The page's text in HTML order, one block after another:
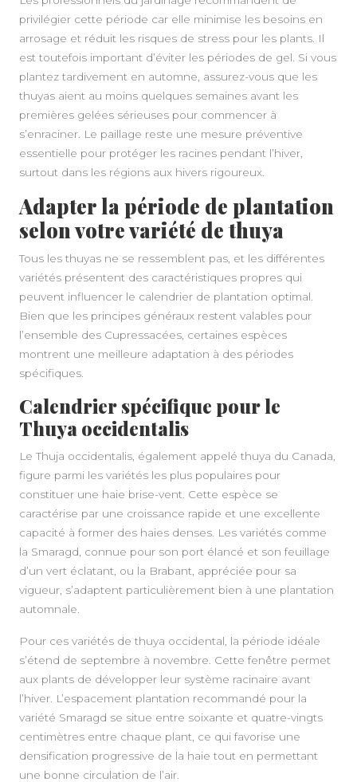
privilégier cette période car elle minimise les besoins en
arrosage et réduit les risques de stress pour les plants. Il
est toutefois important d’éviter les périodes de gel. Si vous
plantez tardivement en automne, assurez-vous que les
thuyas aient au moins quelques semaines avant les
premières gelées sérieuses pour commencer à
s’enraciner. Le paillage reste une mesure préventive
essentielle pour protéger les racines pendant l’hiver,
surtout dans les régions aux hivers rigoureux.
Adapter la période de plantation
selon votre variété de thuya
Tous les thuyas ne se ressemblent pas, et les différentes
variétés présentent des caractéristiques propres qui
peuvent influencer le calendrier de plantation optimal.
Bien que les principes généraux restent valables pour
l’ensemble des Cupressacées, certaines espèces
montrent une meilleure adaptation à des périodes
spécifiques.
Calendrier spécifique pour le
Thuya occidentalis
Le Thuja occidentalis, également appelé thuya du Canada,
figure parmi les variétés les plus populaires pour
constituer une haie brise-vent. Cette espèce se
caractérise par une croissance rapide et une excellente
capacité à former des haies denses. Les variétés comme
la Smaragd, connue pour son port élancé et son feuillage
d’un vert éclatant, ou la Brabant, appréciée pour sa
vigueur, s’adaptent particulièrement bien à une plantation
automnale.
Pour ces variétés de thuya occidental, la période idéale
s’étend de septembre à novembre. Cette fenêtre permet
aux plants de développer leur système racinaire avant
l’hiver. L’espacement plantation recommandé pour la
variété Smaragd se situe entre soixante et quatre-vingts
centimètres entre chaque plant, ce qui favorise une
densification progressive de la haie tout en permettant
une bonne circulation de l’air.